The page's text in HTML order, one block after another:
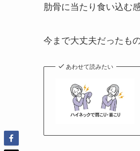
肋骨に当たり食い込む
今まで大丈夫だったも
あわせて読みたい